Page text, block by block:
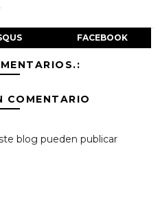
FACEBOOK
COMENTARIO
blog pueden publicar